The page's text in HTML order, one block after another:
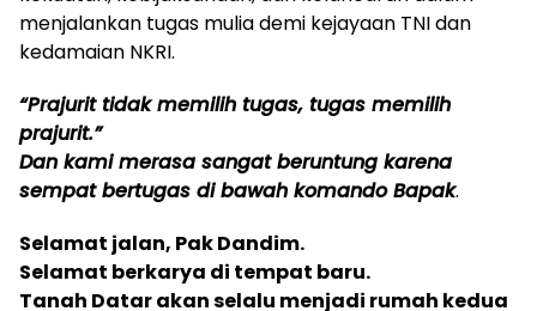
menjalankan tugas mulia demi kejayaan TNI dan
kedamaian NKRI.
“Prajurit tidak memilih tugas, tugas memilih
prajurit.”
Dan kami merasa sangat beruntung karena
sempat bertugas di bawah komando Bapak.
Selamat jalan, Pak Dandim.
Selamat berkarya di tempat baru.
Tanah Datar akan selalu menjadi rumah kedua